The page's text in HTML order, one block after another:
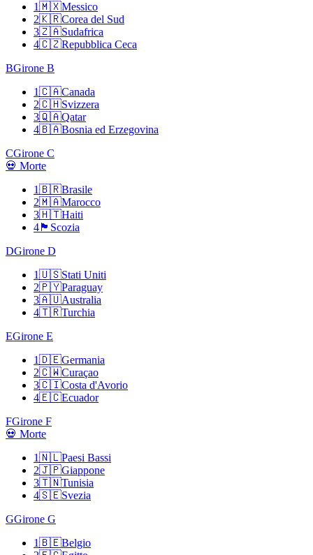
1🇲🇽Messico
2🇰🇷Corea del Sud
3🇿🇦Sudafrica
4🇨🇿Repubblica Ceca
BGirone B
1🇨🇦Canada
2🇨🇭Svizzera
3🇶🇦Qatar
4🇧🇦Bosnia ed Erzegovina
CGirone C
💀 Morte
1🇧🇷Brasile
2🇲🇦Marocco
3🇭🇹Haiti
4 🏴󠁧󠁢󠁳󠁣󠁴󠁿 Scozia
DGirone D
1🇺🇸Stati Uniti
2🇵🇾Paraguay
3🇦🇺Australia
4🇹🇷Turchia
EGirone E
1🇩🇪Germania
2🇨🇼Curaçao
3🇨🇮Costa d'Avorio
4🇪🇨Ecuador
FGirone F
💀 Morte
1🇳🇱Paesi Bassi
2🇯🇵Giappone
3🇹🇳Tunisia
4🇸🇪Svezia
GGirone G
1🇧🇪Belgio